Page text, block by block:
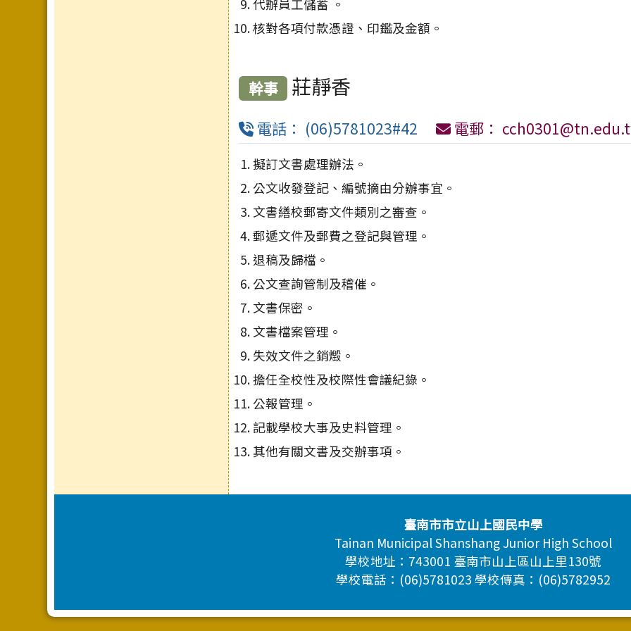
代辦員工儲蓄 。
核對各項付款憑證、印鑑及金額。
幹事 莊靜香
電話： (06)5781023#42 電郵：
擬訂文書處理辦法。
公文收發登記、編號摘由分辦事宜。
文書繕校郵寄文件類別之審查。
郵遞文件及郵費之登記與管理。
退稿及歸檔。
公文查詢管制及稽催。
文書保密。
文書檔案管理。
失效文件之銷燬。
擔任全校性及校際性會議紀錄。
公報管理。
記載學校大事及史料管理。
其他有關文書及交辦事項。
臺南市市立山上國民中學
Tainan Municipal Shanshang Junior High School
學校地址：743001 臺南市山上區山上里130號
學校電話：(06)5781023 學校傳真：(06)5782952